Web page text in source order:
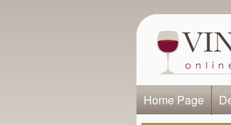
Home Page